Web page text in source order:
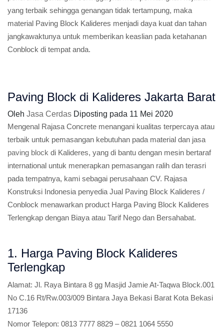
yang terbaik sehingga genangan tidak tertampung, maka
material Paving Block Kalideres menjadi daya kuat dan tahan
jangkawaktunya untuk memberikan keaslian pada ketahanan
Conblock di tempat anda.
Paving Block di Kalideres Jakarta Barat
Oleh Jasa Cerdas Diposting pada 11 Mei 2020
Mengenal Rajasa Concrete menangani kualitas terpercaya atau
terbaik untuk pemasangan kebutuhan pada material dan jasa
paving block di Kalideres, yang di bantu dengan mesin bertaraf
international untuk menerapkan pemasangan ralih dan terasri
pada tempatnya, kami sebagai perusahaan CV. Rajasa
Konstruksi Indonesia penyedia Jual Paving Block Kalideres /
Conblock menawarkan product Harga Paving Block Kalideres
Terlengkap dengan Biaya atau Tarif Nego dan Bersahabat.
1. Harga Paving Block Kalideres
Terlengkap
Alamat: Jl. Raya Bintara 8 gg Masjid Jamie At-Taqwa Block.001
No C.16 Rt/Rw.003/009 Bintara Jaya Bekasi Barat Kota Bekasi
17136
Nomor Telepon: 0813 7777 8829 – 0821 1064 5550